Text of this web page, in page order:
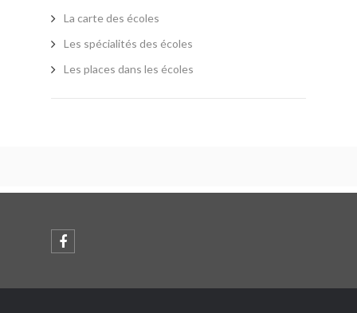
La carte des écoles
Les spécialités des écoles
Les places dans les écoles